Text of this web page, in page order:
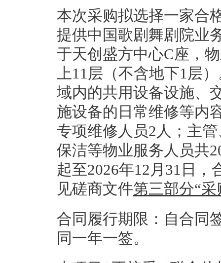
本次采购拟选择一家合
提供中国歌剧舞剧院业
于天创盛方中心C座，
上11层（不含地下1层
域内的共用设备设施、
施设备的日常维修等内
专项维修人员2人；主
保洁等物业服务人员共
起至2026年12月31日
见磋商文件第三部分“
合同履行期限：自合同
同一年一签。